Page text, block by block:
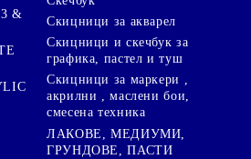
&
Скицници за акварел
Скицници и скечбук за
графика, пастел и туш
Скицници за маркери ,
акрилни , маслени бои,
смесена техника
ЛАКОВЕ, МЕДИУМИ,
ГРУНДОВЕ, ПАСТИ